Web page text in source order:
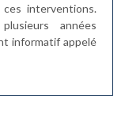
interventions.
années
informatif appelé